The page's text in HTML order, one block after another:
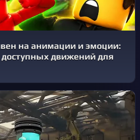
на анимации и эмоции:
доступных движений для